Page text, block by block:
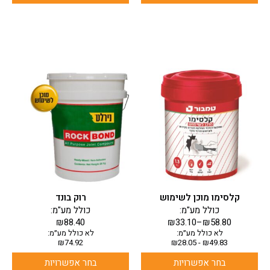
קלסימו מוכן לשימוש
₪33.10–₪58.80
כולל מע"מ:
לא כולל מע״מ:
₪49.83
-
₪28.05
בחר אפשרויות
למוצר
יש
מספר
סוגים.
ניתן
לבחור
את
האפשרויות
המוצר
רוק בונד
₪88.40
כולל מע"מ:
לא כולל מע״מ:
₪74.92
בחר אפשרויות
למוצר
יש
מספר
סוגים.
ניתן
לבחור
האפשרויות
המוצר